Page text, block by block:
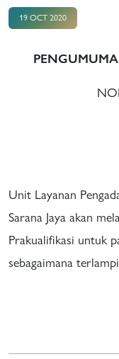
19 OCT 2020
Unit Layanan
Sarana Jaya akan
Prakualifikasi untuk
sebagaimana